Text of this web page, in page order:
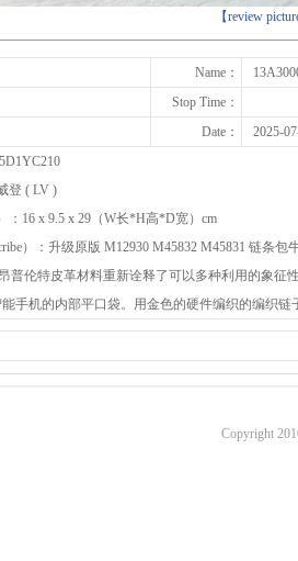
【review
Name：
Stop Time：
Date： 2025-
登 ( LV )
：16 x 9.5 x 29（W长*H高*D宽）cm
）：升级原版 M12930 M45832 M45831 链条
普伦特皮革材料重新诠释了可以多种利用的象
手机的内部平口袋。用金色的硬件编织的编织
Copyright